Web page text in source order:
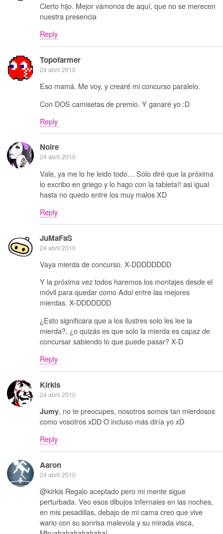
Cierto hijo. Mejor vámonos de aquí, que no se merecen
nuestra presencia
Reply
Topofarmer
24 abril 2010
Eso mamá. Me voy, y crearé mi concurso paralelo.
Con DOS camisetas de premio. Y ganaré yo :D
Reply
Noire
24 abril 2010
Vale, ya me lo he leido todo… Sólo diré que la próxima
lo excribo en griego y lo hago con la tableta!! asi igual
hasta no quedo entre los muy malos XD
Reply
JuMaFaS
24 abril 2010
Vaya mierda de concurso. X-DDDDDDDD
Y la próxima vez todos haremos los montajes desde el
móvil para quedar como Adol entre las mejores
mierdas. X-DDDDDDD
¿Esto significara que a los ilustres solo les lee la
mierda?, ¿o quizás es que solo la mierda es capaz de
concursar sabiendo lo que puede pasar? X-D
Reply
Kirkis
24 abril 2010
Jumy, no te preocupes, nosotros somos tan mierdosos
como vosotros xDD O incluso más diría yo xD
Reply
Aaron
24 abril 2010
@kirkis Regalo aceptado pero mi mente sigue
perturbada. Veo esos dibujos infernales en las noches,
en mis pesadillas, debajo de mi cama creo que vive
wario con su sonrisa malevola y su mirada visca,